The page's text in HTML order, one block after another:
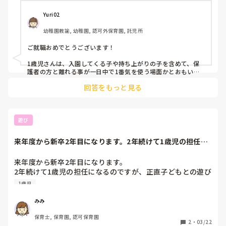
Yuri02
幼稚園教諭, 幼稚園, 認可外保育園, 託児所
ご就職おめでとうございます！
1歳児さんは、入園してくる子や持ち上がりの子を含めて、保
護者の方と離れる事が一日中で1番気を使う場面かとおもいま
難く引き渡しが長引くと、寂しい気持ちがさらに加速してしま
など、気持ちの切り替えを手助けしてあげると良いかと思いま
す！
期待と不安な毎日だと思いますが、子ども達に沢山の愛情をあ
げて下さいね！
回答をもっと見る
遊び
来年度から新卒2年目になります。2年続けて1歳児の担任に
来年度から新卒2年目になります。
2年続けて1歳児の担任になるのですが、正直子どもとの遊び
方があまり分かりません。
ホールでの遊び）
遊びのネタが増えるようなオススメの本など教えて欲しいで
す。
1歳児
みみ
保育士, 保育園, 認可保育園
2 ・ 03/22